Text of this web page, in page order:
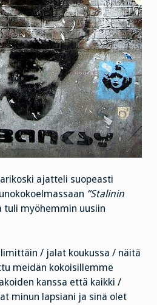
ajatteli suopeasti
”Stalinin
tuli myöhemmin uusiin
/ jalat koukussa / näitä
meidän kokoisillemme
kanssa että kaikki /
minun lapsiani ja sinä olet